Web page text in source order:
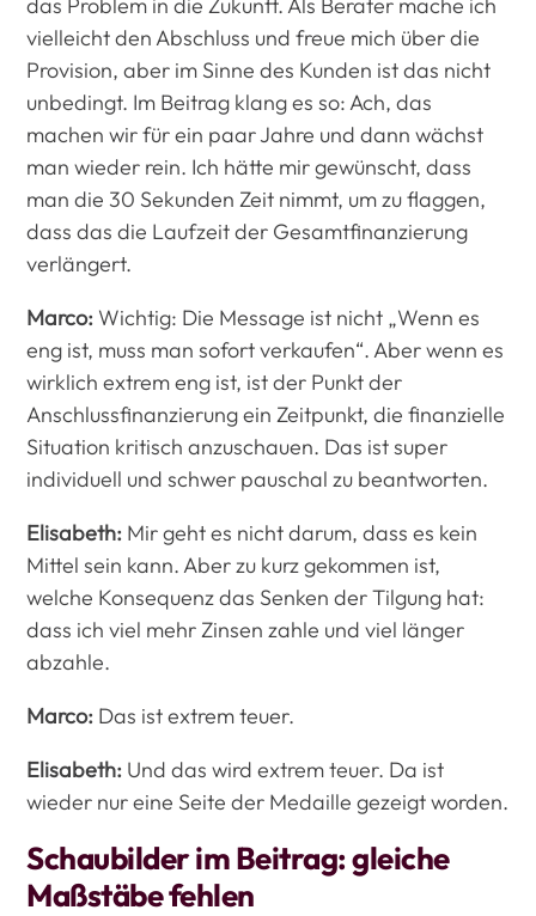
vielleicht den Abschluss und freue mich über die
Provision, aber im Sinne des Kunden ist das nicht
unbedingt. Im Beitrag klang es so: Ach, das
machen wir für ein paar Jahre und dann wächst
man wieder rein. Ich hätte mir gewünscht, dass
man die 30 Sekunden Zeit nimmt, um zu flaggen,
dass das die Laufzeit der Gesamtfinanzierung
verlängert.
Marco: Wichtig: Die Message ist nicht „Wenn es
eng ist, muss man sofort verkaufen“. Aber wenn es
wirklich extrem eng ist, ist der Punkt der
Anschlussfinanzierung ein Zeitpunkt, die finanzielle
Situation kritisch anzuschauen. Das ist super
individuell und schwer pauschal zu beantworten.
Elisabeth: Mir geht es nicht darum, dass es kein
Mittel sein kann. Aber zu kurz gekommen ist,
welche Konsequenz das Senken der Tilgung hat:
dass ich viel mehr Zinsen zahle und viel länger
abzahle.
Marco: Das ist extrem teuer.
Elisabeth: Und das wird extrem teuer. Da ist
wieder nur eine Seite der Medaille gezeigt worden.
Schaubilder im Beitrag: gleiche
Maßstäbe fehlen